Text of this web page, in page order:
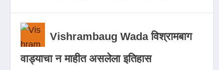
Vishrambaug Wada विश्रामबाग
वाड्याचा न माहीत असलेला इतिहास